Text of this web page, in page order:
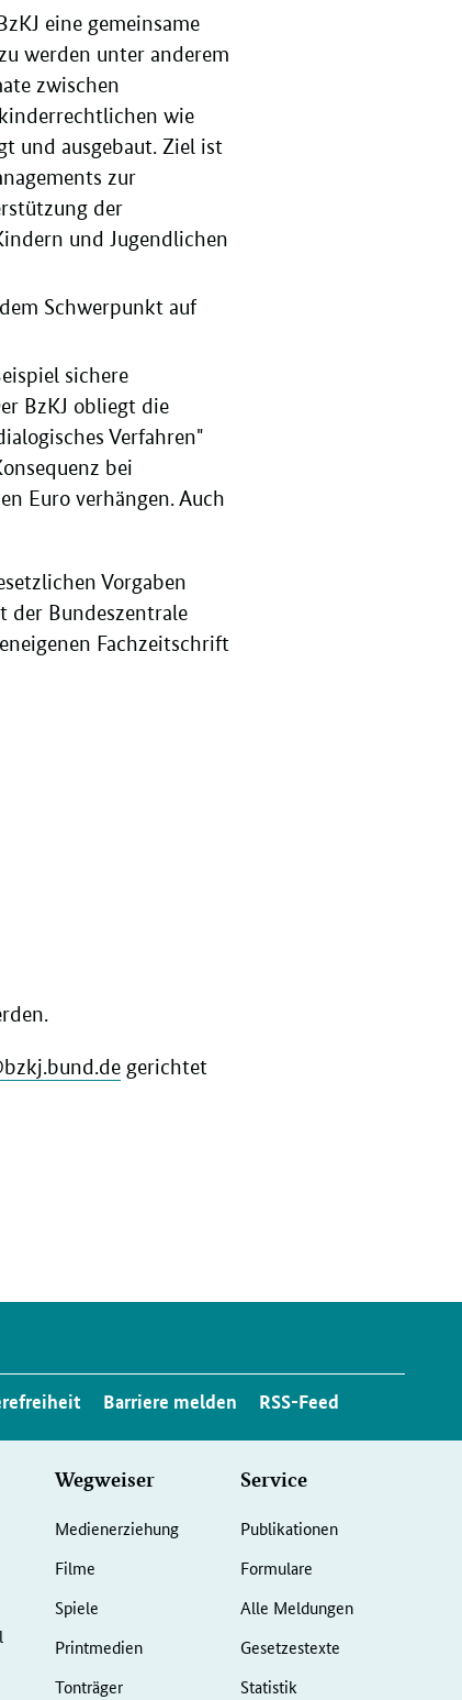
eine gemeinsame
werden unter anderem
zwischen
wie
und ausgebaut. Ziel ist
zur
der
und Jugendlichen
Schwerpunkt auf
sichere
BzKJ obliegt die
Verfahren"
bei
Euro verhängen. Auch
Vorgaben
der Bundeszentrale
Fachzeitschrift
gerichtet
Barriere melden RSS-Feed
Wegweiser
Medienerziehung
Filme
Spiele
Printmedien
Tonträger
Service
Publikationen
Formulare
Alle Meldungen
Gesetzestexte
Statistik